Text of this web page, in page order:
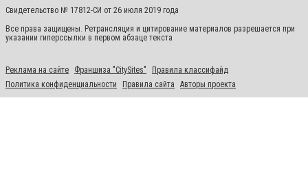
Свидетельство № 17812-СИ от 26 июля 2019 года
Все права защищены. Ретрансляция и цитирование материалов разрешается при
указании гиперссылки в первом абзаце текста
Реклама на сайте Франшиза "CitySites"
Правила классифайд
Политика конфиденциальности
Правила сайта Авторы проекта